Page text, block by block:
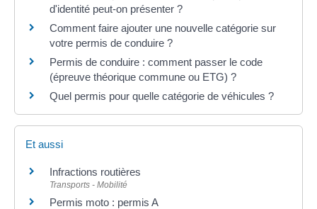
d'identité peut-on présenter ?
Comment faire ajouter une nouvelle catégorie sur
votre permis de conduire ?
Permis de conduire : comment passer le code
(épreuve théorique commune ou ETG) ?
Quel permis pour quelle catégorie de véhicules ?
Et aussi
Infractions routières
Transports - Mobilité
Permis moto : permis A